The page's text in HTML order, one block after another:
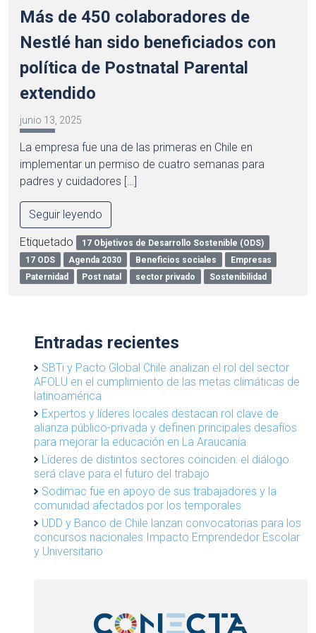
Más de 450 colaboradores de
Nestlé han sido beneficiados con
política de Postnatal Parental
extendido
junio 13, 2025
La empresa fue una de las primeras en Chile en
implementar un permiso de cuatro semanas para
padres y cuidadores […]
Seguir leyendo
Etiquetado
17 Objetivos de Desarrollo Sostenible (ODS)
17 ODS
Agenda 2030 Beneficios sociales
Empresas
Paternidad
Post natal sector privado Sostenibilidad
Entradas recientes
SBTi y Pacto Global Chile analizan el rol del sector
AFOLU en el cumplimiento de las metas climáticas de
latinoamérica
Expertos y líderes locales destacan rol clave de
alianza público-privada y definen principales desafíos
para mejorar la educación en La Araucanía
Líderes de distintos sectores coinciden: el diálogo
será clave para el futuro del trabajo
Sodimac fue en apoyo de sus trabajadores y la
comunidad afectados por los temporales
UDD y Banco de Chile lanzan convocatorias para los
concursos nacionales Impacto Emprendedor Escolar
y Universitario